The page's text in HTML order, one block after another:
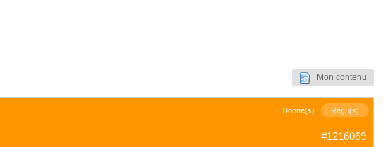
Mon contenu
Donné(s) Reçu(s)
#1216069